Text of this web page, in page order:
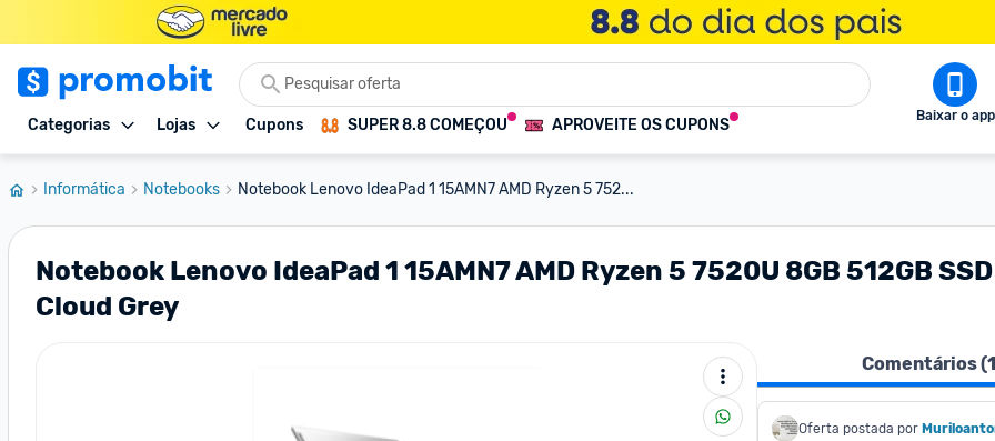
Categorias Lojas Cupons SUPER 8.8 COMEÇOU APROVEITE OS CUPONS Baixar o app
Informática Notebooks Notebook Lenovo IdeaPad 1 15AMN7 AMD Ryzen 5 752...
Notebook Lenovo IdeaPad 1 15AMN7 AMD Ryzen 5 7520U 8GB 512GB
Cloud Grey
Comentários (1
Oferta postada por